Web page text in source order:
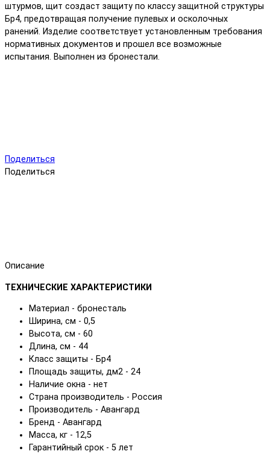
штурмов, щит создаст защиту по классу защитной структуры
Бр4, предотвращая получение пулевых и осколочных
ранений. Изделие соответствует установленным требования
нормативных документов и прошел все возможные
испытания. Выполнен из бронестали.
Поделиться
Поделиться
Описание
ТЕХНИЧЕСКИЕ ХАРАКТЕРИСТИКИ
Материал - бронесталь
Ширина, см - 0,5
Высота, см - 60
Длина, см - 44
Класс защиты - Бр4
Площадь защиты, дм2 - 24
Наличие окна - нет
Страна производитель - Россия
Производитель - Авангард
Бренд - Авангард
Масса, кг - 12,5
Гарантийный срок - 5 лет